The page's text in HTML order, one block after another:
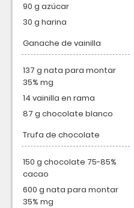
90 g azúcar
30 g harina
Ganache de vainilla
137 g nata para montar
35% mg
14 vainilla en rama
87 g chocolate blanco
Trufa de chocolate
150 g chocolate 75-85%
cacao
600 g nata para montar
35% mg